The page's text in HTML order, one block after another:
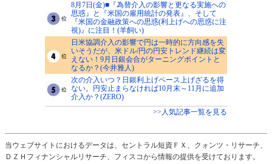
8月7日(金)■『為替介入の影響と更なる実施への
思惑』と『米国の雇用統計の発表』、そして
『米国の金融政策への思惑(利上げへの思惑に注
視)』に注目！(羊飼い)
日米協調介入の影響で円は一時的に方向感を失
いそうだが、米ドル/円の円安トレンド継続は変
えない！9月日銀会合がターニングポイントと
なるか？(今井雅人)
次の介入いつ？日銀利上げペース上げざるを得
ない。円安止まらなければ10月末～11月に追加
介入か？(ZERO)
>>人気記事一覧を見る
当ウェブサイトにおけるデータは、セントラル短資ＦＸ、クォンツ・リサーチ、
ＤＺＨフィナンシャルリサーチ、フィスコから情報の提供を受けております。